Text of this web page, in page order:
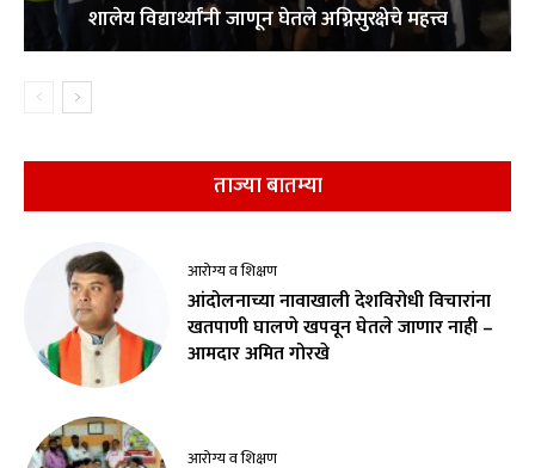
शालेय विद्यार्थ्यांनी जाणून घेतले अग्निसुरक्षेचे महत्त्व
ताज्या बातम्या
आरोग्य व शिक्षण
आंदोलनाच्या नावाखाली देशविरोधी विचारांना
खतपाणी घालणे खपवून घेतले जाणार नाही –
आमदार अमित गोरखे
आरोग्य व शिक्षण